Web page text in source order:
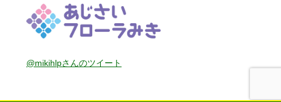
@mikihlpさんのツイート